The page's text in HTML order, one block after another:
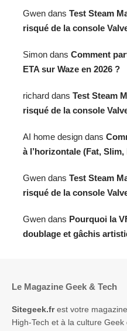
Gwen dans Test Steam
risqué de la console
Simon dans Comment
ETA sur Waze en 2026 ?
richard dans Test Steam
risqué de la console
AI home design dans
à l’horizontale (Fat, Slim,
Gwen dans Test Steam
risqué de la console
Gwen dans Pourquoi la
doublage et gâchis
Le Magazine Geek & Tech
Sitegeek.frest votre
High-Tech et à la culture Geek